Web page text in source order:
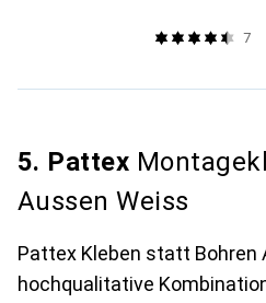
7
5. Pattex
Aussen Weiss
Pattex Kleben statt Bohren
hochqualitative